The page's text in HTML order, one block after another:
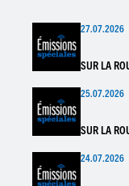
27.07.2026
SUR LA
25.07.2026
SUR LA
24.07.2026